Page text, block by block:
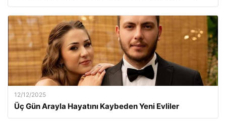
12/12/2025
Üç Gün Arayla Hayatını Kaybeden Yeni Evliler